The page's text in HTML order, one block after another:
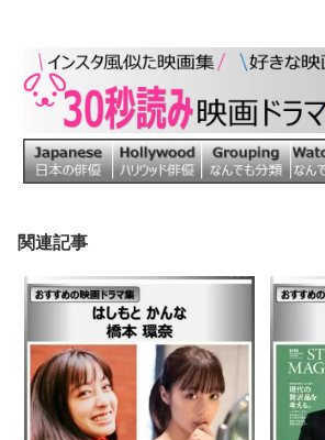
関連記事